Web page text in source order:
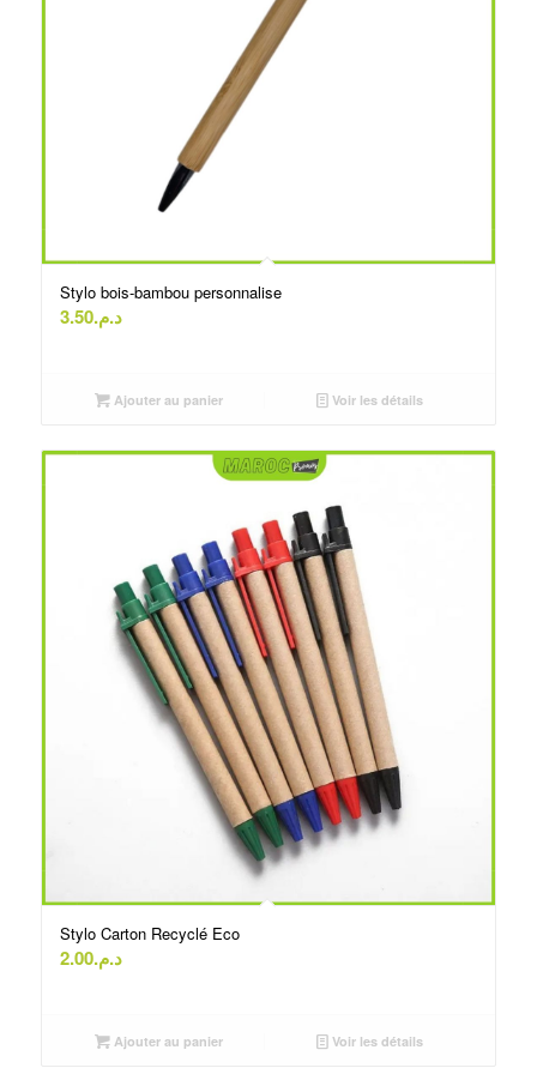
Stylo bois-bambou personnalise
د.م.3.50
Ajouter au panier Voir les détails
Stylo Carton Recyclé Eco
د.م.2.00
Ajouter au panier Voir les détails